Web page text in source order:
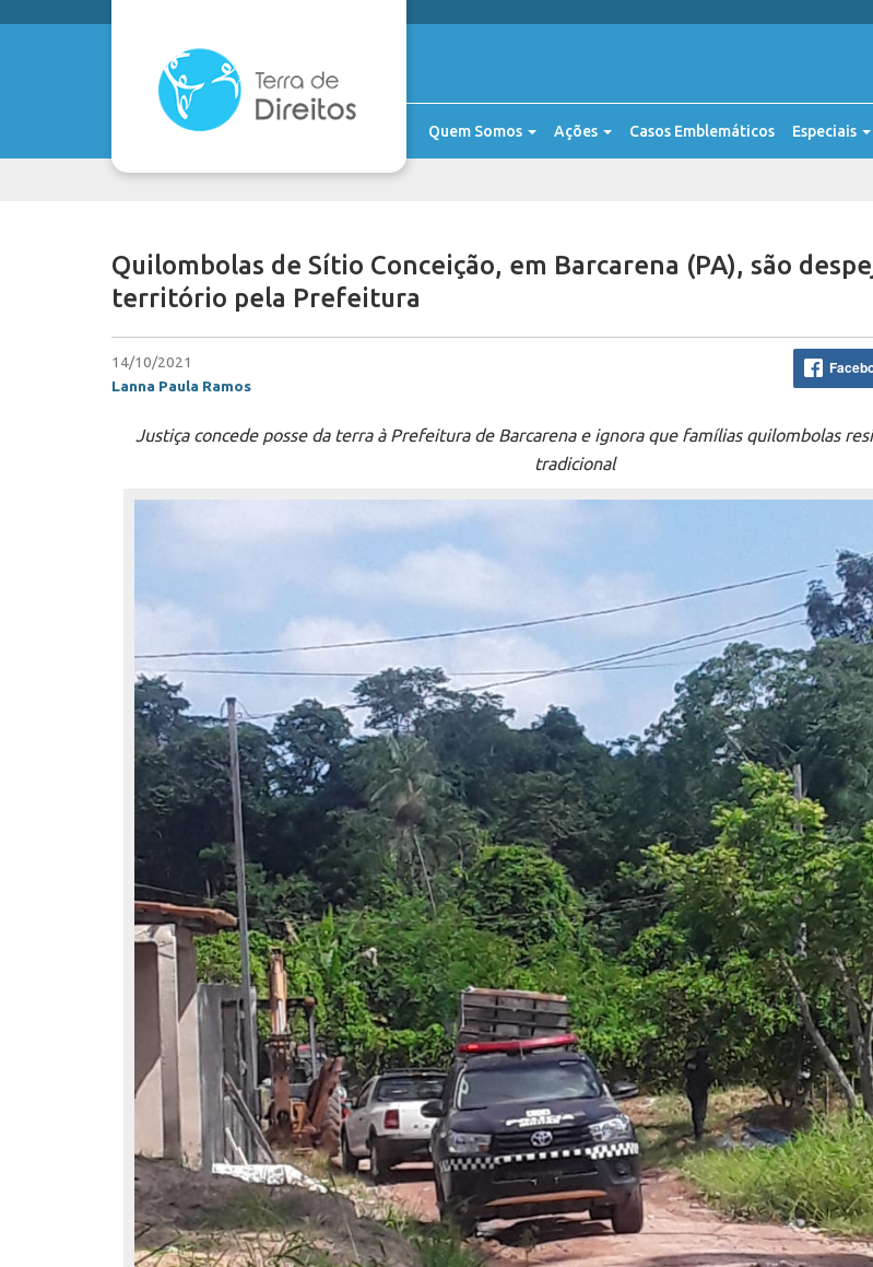
Quem Somos Ações Casos Emblemáticos Especiais
Quilombolas de Sítio Conceição, em Barcarena (PA), são
território pela Prefeitura
14/10/2021
Lanna Paula Ramos
Justiça concede posse da terra à Prefeitura de Barcarena e ignora que famílias quilombolas
tradicional